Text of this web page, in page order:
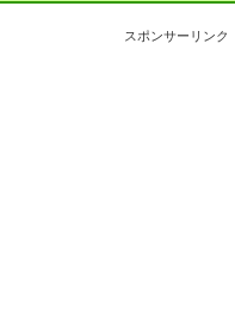
スポンサーリンク